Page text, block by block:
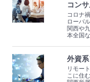
コン
コロナ
ローバ
関西や
本全国
外資
リモー
こに住